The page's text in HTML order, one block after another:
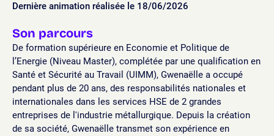
Dernière animation réalisée le 18/06/2026
Son parcours
De formation supérieure en Economie et Politique de
l’Energie (Niveau Master), complétée par une qualification en
Santé et Sécurité au Travail (UIMM), Gwenaëlle a occupé
pendant plus de 20 ans, des responsabilités nationales et
internationales dans les services HSE de 2 grandes
entreprises de l'industrie métallurgique. Depuis la création
de sa société, Gwenaëlle transmet son expérience en